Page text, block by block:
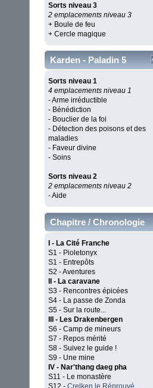
Sorts niveau 3
2 emplacements niveau 3
+ Boule de feu
+ Cercle magique
Karden - Paladin 5
Sorts niveau 1
4 emplacements niveau 1
- Arme irréductible
- Bénédiction
- Bouclier de la foi
- Détection des poisons et des
maladies
- Faveur divine
- Soins
Sorts niveau 2
2 emplacements niveau 2
- Aide
Chapitre / Chronologie
I - La Cité Franche
S1 - Pioletonyx
S1 - Entrepôts
S2 - Aventures
II - La caravane
S3 - Rencontres épicées
S4 - La passe de Zonda
S5 - Sur la route...
III - Les Drakenbergen
S6 - Camp de mineurs
S7 - Repos mérité
S8 - Suivez le guide !
S9 - Une mine
IV - Nar'thang daeg pha
S11 - Le monastère